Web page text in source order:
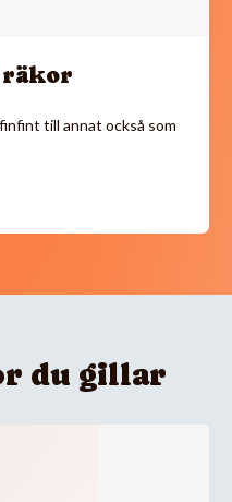
räkor
till annat också som
du gillar